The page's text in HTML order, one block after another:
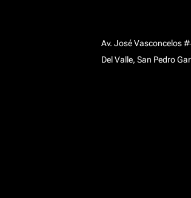
Av. José Vasconcelos
Del Valle, San Pedro